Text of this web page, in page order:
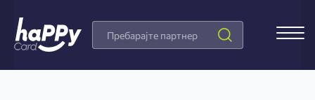
Search
Products